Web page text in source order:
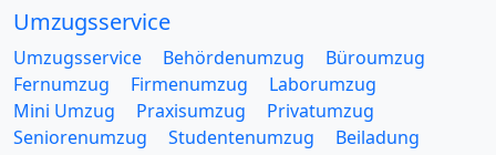
Umzugsservice
Umzugsservice Behördenumzug
Büroumzug
Fernumzug
Firmenumzug
Laborumzug
Mini Umzug
Praxisumzug
Privatumzug
Seniorenumzug
Studentenumzug
Beiladung